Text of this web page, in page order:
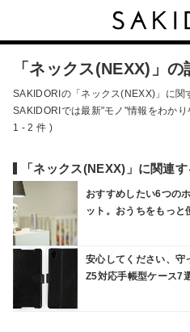
「ネックス(NEXX)」の
SAKIDORIの「ネックス(NEXX)」に関
SAKIDORIでは最新"モノ"情報をわか
1 - 2 件 )
「ネックス(NEXX)」に関連
おすすめしたい6つの
ット。おうちをもっと
安心してください、守
Z5対応手帳型ケース7